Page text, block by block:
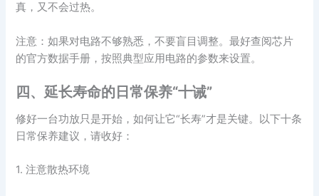
真，又不会过热。
注意：如果对电路不够熟悉，不要盲目调整。最好查阅芯片
的官方数据手册，按照典型应用电路的参数来设置。
四、延长寿命的日常保养“十诫”
修好一台功放只是开始，如何让它“长寿”才是关键。以下十条
日常保养建议，请收好：
1. 注意散热环境